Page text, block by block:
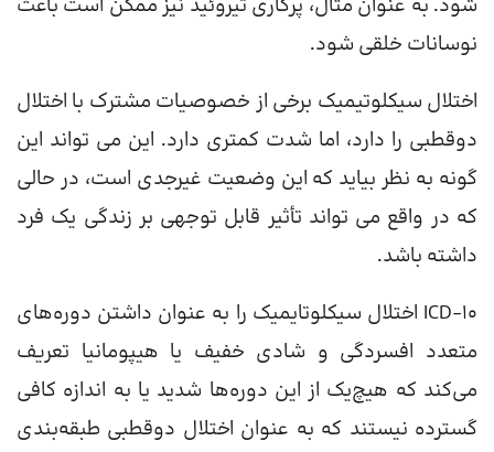
شود. به عنوان مثال، پرکاری تیروئید نیز ممکن است باعث
نوسانات خلقی شود.
اختلال سیکلوتیمیک برخی از خصوصیات مشترک با اختلال
دوقطبی را دارد، اما شدت کمتری دارد. این می تواند این
گونه به نظر بیاید که این وضعیت غیرجدی است، در حالی
که در واقع می تواند تأثیر قابل توجهی بر زندگی یک فرد
داشته باشد.
ICD-10 اختلال سیکلوتایمیک را به عنوان داشتن دوره‌های
متعدد افسردگی و شادی خفیف یا هیپومانیا تعریف
می‌کند که هیچ‌یک از این دوره‌ها شدید یا به اندازه کافی
گسترده نیستند که به عنوان اختلال دوقطبی طبقه‌بندی